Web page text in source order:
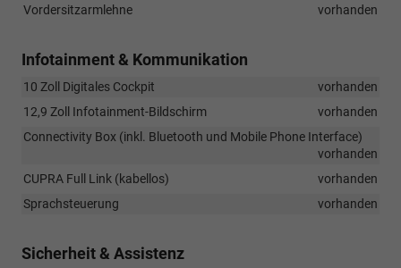
Vordersitzarmlehne
vorhanden
Infotainment & Kommunikation
10 Zoll Digitales Cockpit
vorhanden
12,9 Zoll Infotainment-Bildschirm
vorhanden
Connectivity Box (inkl. Bluetooth und Mobile Phone Interface)
vorhanden
CUPRA Full Link (kabellos)
vorhanden
Sprachsteuerung
vorhanden
Sicherheit & Assistenz